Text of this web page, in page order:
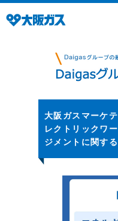
大阪ガスマーケ
レクトリックワ
ジメントに関す